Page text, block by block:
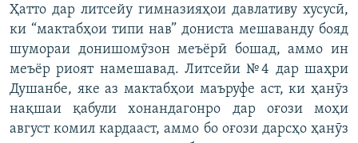
Ҳатто дар литсейу гимназияҳои давлативу хусусӣ,
ки “мактабҳои типи нав” дониста мешаванду бояд
шумораи донишомӯзон меъёрӣ бошад, аммо ин
меъёр риоят намешавад. Литсейи №4 дар шаҳри
Душанбе, яке аз мактабҳои маъруфе аст, ки ҳанӯз
нақшаи қабули хонандагонро дар оғози моҳи
август комил кардааст, аммо бо оғози дарсҳо ҳанӯз